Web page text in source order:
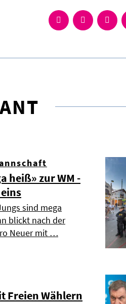
heiß» zur WM -
sind mega
blickt nach der
Neuer mit …
Freien Wählern